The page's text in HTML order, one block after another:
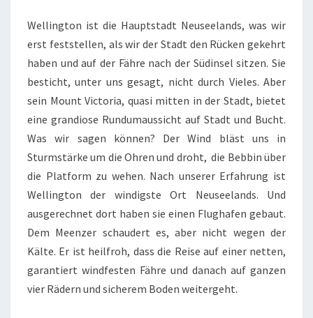
Wellington ist die Hauptstadt Neuseelands, was wir
erst feststellen, als wir der Stadt den Rücken gekehrt
haben und auf der Fähre nach der Südinsel sitzen. Sie
besticht, unter uns gesagt, nicht durch Vieles. Aber
sein Mount Victoria, quasi mitten in der Stadt, bietet
eine grandiose Rundumaussicht auf Stadt und Bucht.
Was wir sagen können? Der Wind bläst uns in
Sturmstärke um die Ohren und droht, die Bebbin über
die Platform zu wehen. Nach unserer Erfahrung ist
Wellington der windigste Ort Neuseelands. Und
ausgerechnet dort haben sie einen Flughafen gebaut.
Dem Meenzer schaudert es, aber nicht wegen der
Kälte. Er ist heilfroh, dass die Reise auf einer netten,
garantiert windfesten Fähre und danach auf ganzen
vier Rädern und sicherem Boden weitergeht.